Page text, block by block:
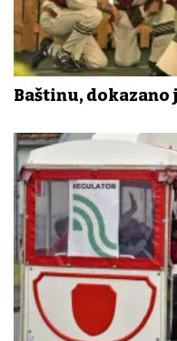
Baštinu, dokazano